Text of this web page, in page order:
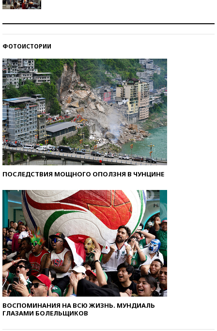
ФОТОИСТОРИИ
ПОСЛЕДСТВИЯ МОЩНОГО ОПОЛЗНЯ В ЧУНЦИНЕ
ВОСПОМИНАНИЯ НА ВСЮ ЖИЗНЬ. МУНДИАЛЬ
ГЛАЗАМИ БОЛЕЛЬЩИКОВ